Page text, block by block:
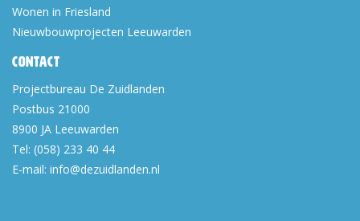
Wonen in Friesland
Nieuwbouwprojecten Leeuwarden
Contact
Projectbureau De Zuidlanden
Postbus 21000
8900 JA Leeuwarden
Tel: (058) 233 40 44
E-mail: info@dezuidlanden.nl